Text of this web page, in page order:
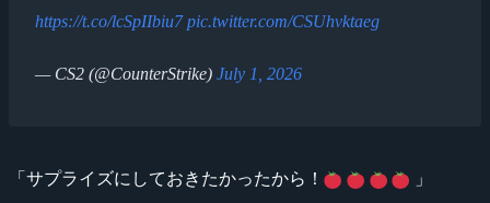
https://t.co/lcSpIIbiu7 pic.twitter.com/CSUhvktaeg
— CS2 (@CounterStrike) July 1, 2026
「サプライズにしておきたかったから！ 」